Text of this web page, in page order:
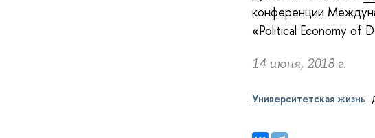
конференции
«Political Economy of
14 июня, 2018 г.
Университетская жизнь